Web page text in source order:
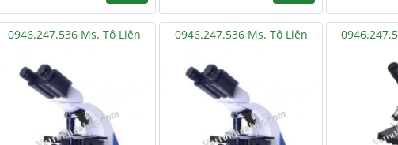
0946.247.536 Ms. Tô Liên 0946.247.536 Ms. Tô Liên